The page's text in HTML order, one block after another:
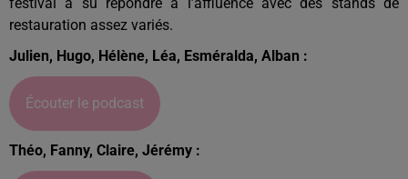
restauration assez variés.
Julien, Hugo, Hélène, Léa, Esméralda, Alban :
Écouter le podcast
Théo, Fanny, Claire, Jérémy :